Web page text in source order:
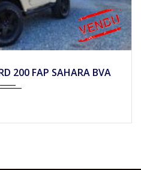
200 FAP SAHARA BVA